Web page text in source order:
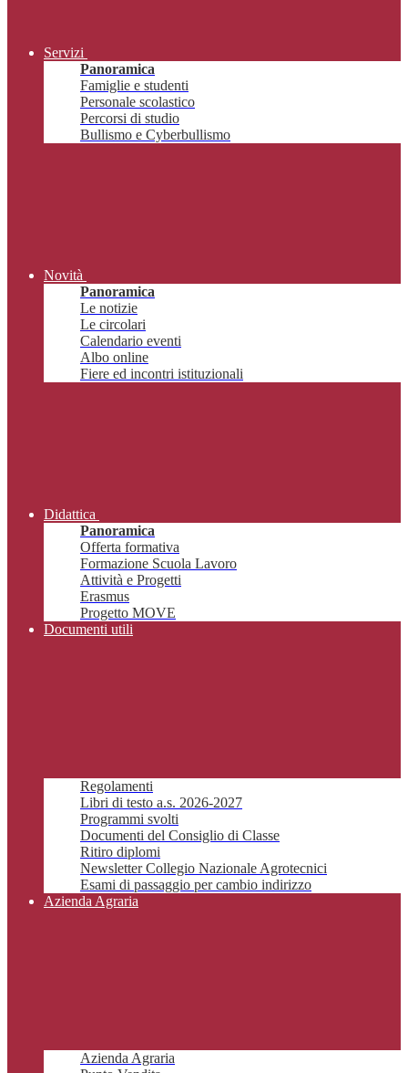
Servizi
Panoramica
Famiglie e studenti
Personale scolastico
Percorsi di studio
Bullismo e Cyberbullismo
Novità
Panoramica
Le notizie
Le circolari
Calendario eventi
Albo online
Fiere ed incontri istituzionali
Didattica
Panoramica
Offerta formativa
Formazione Scuola Lavoro
Attività e Progetti
Erasmus
Progetto MOVE
Documenti utili
Regolamenti
Libri di testo a.s. 2026-2027
Programmi svolti
Documenti del Consiglio di Classe
Ritiro diplomi
Newsletter Collegio Nazionale Agrotecnici
Esami di passaggio per cambio indirizzo
Azienda Agraria
Azienda Agraria